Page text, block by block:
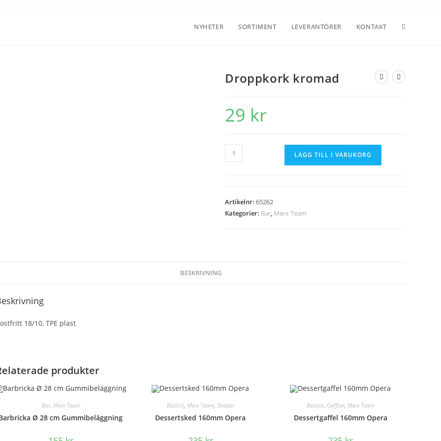
NYHETER SORTIMENT LEVERANTÖRER KONTAKT
Droppkork kromad
29 kr
LÄGG TILL I VARUKORG
Artikelnr:65262
Kategorier: Bar, Merx Team
BESKRIVNING
18/10, TPE plast
produkter
Bar, Merx Team
Ø 28 cm Gummibeläggning
Bestick, Merx Team, Skedar
Dessertsked 160mm Opera
Bestick, Gafflar, Merx Team
Dessertgaffel 160mm Opera